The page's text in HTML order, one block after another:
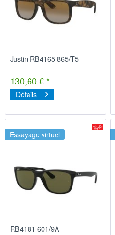
Justin RB4165 865/T5
130,60 € *
Détails
Essayage virtuel
RB4181 601/9A